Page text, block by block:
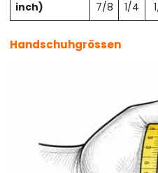
inch)
7/8
1/4
Handschuhgrössen